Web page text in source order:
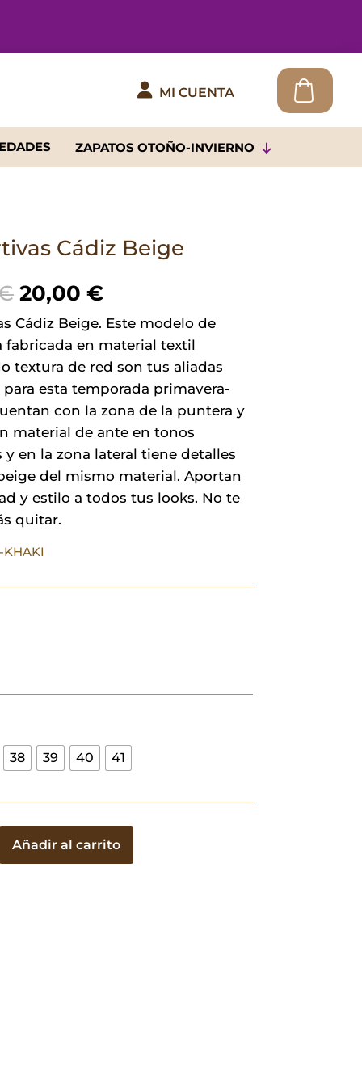
 MI CUENTA
ZAPATOS OTOÑO-INVIERNO
Cádiz Beige
El
precio
original
era:
25,00 €.
20,00 €El
precio
actual
es:
20,00 €.
Cádiz Beige. Este modelo de
fabricada en material textil
textura de red son tus aliadas
esta temporada primavera-
con la zona de la puntera y
material de ante en tonos
y en la zona lateral tiene detalles
del mismo material. Aportan
y estilo a todos tus looks. No te
quitar.
KHAKI
38 39 40 41
Añadir al carrito